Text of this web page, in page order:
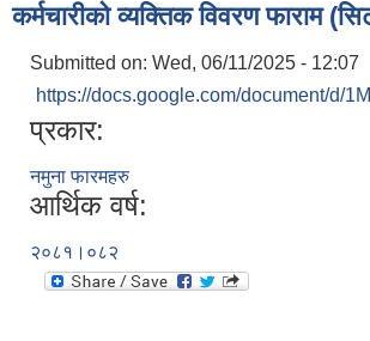
कर्मचारीको व्यक्तिक विवरण फाराम
Submitted on: Wed, 06/11/2025 - 12:07
https://docs.google.com/document/d/
प्रकार:
नमुना फारमहरु
आर्थिक वर्ष:
२०८१।०८२